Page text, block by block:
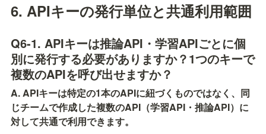
6. APIキーの発行単位と共通利用範囲
Q6-1. APIキーは推論API・学習APIごとに個
別に発行する必要がありますか？1つのキーで
複数のAPIを呼び出せますか？
A. APIキーは特定の1本のAPIに紐づくものではなく、同
じチームで作成した複数のAPI（学習API・推論API）に
対して共通で利用できます。